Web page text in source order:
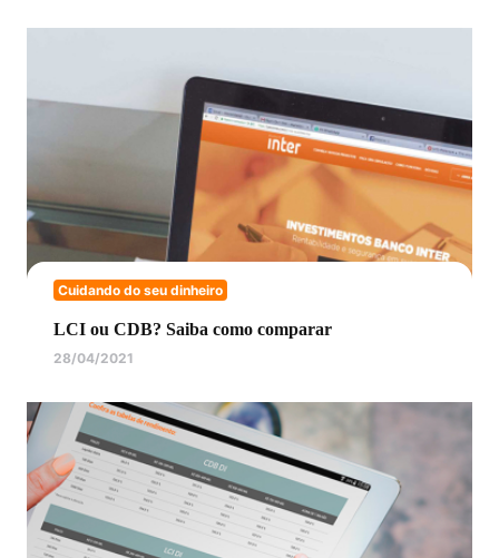
Cuidando do seu dinheiro
LCI ou CDB? Saiba como comparar
28/04/2021